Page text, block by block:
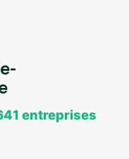
entreprises